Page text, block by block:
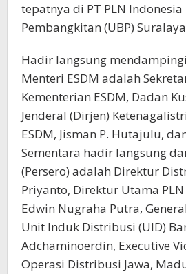
tepatnya di PT PLN
Pembangkitan (UBP)
Hadir langsung
Menteri ESDM adalah
Kementerian ESDM, Dadan
Jenderal (Dirjen)
ESDM, Jisman P. Hutajulu,
Sementara hadir langsung
(Persero) adalah Direktur
Priyanto, Direktur Utama
Edwin Nugraha Putra,
Unit Induk Distribusi (UID)
Adchaminoerdin, Executive
Operasi Distribusi Jawa,